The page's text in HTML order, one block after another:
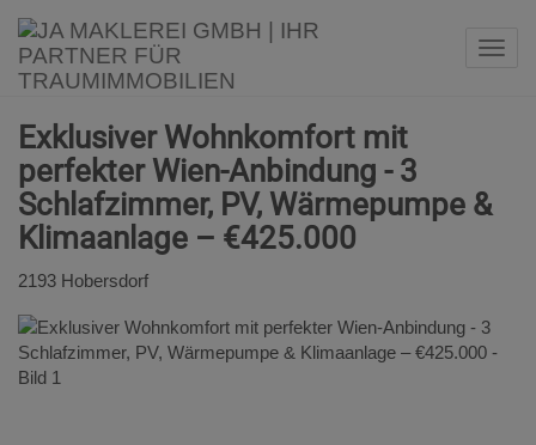
Exklusiver Wohnkomfort mit
perfekter Wien-Anbindung - 3
Schlafzimmer, PV, Wärmepumpe &
Klimaanlage – €425.000
2193 Hobersdorf